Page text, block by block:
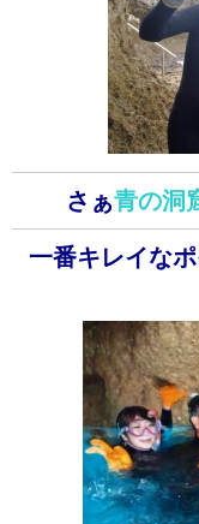
さぁ青の洞
一番キレイな